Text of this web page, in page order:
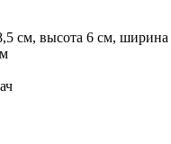
см, высота 6 см, ширина